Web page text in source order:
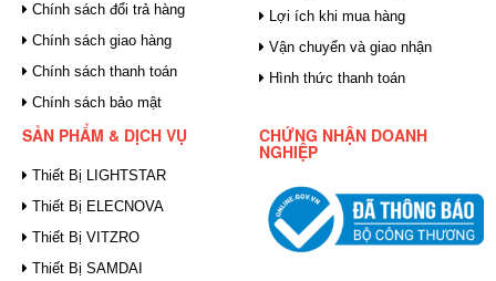
Chính sách đổi trả hàng
Chính sách giao hàng
Chính sách thanh toán
Chính sách bảo mật
Lợi ích khi mua hàng
Vận chuyển và giao nhận
Hình thức thanh toán
SẢN PHẨM & DỊCH VỤ
Thiết Bị LIGHTSTAR
Thiết Bị ELECNOVA
Thiết Bị VITZRO
Thiết Bị SAMDAI
CHỨNG NHẬN DOANH
NGHIỆP